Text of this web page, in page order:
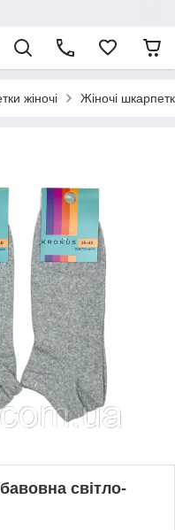
жіночі Жіночі
світло-